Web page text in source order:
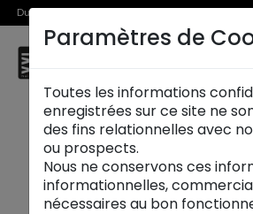
Du 1er au 31 août, découvrez >> nos Offres
SOFADECO
3 AVENUE CHAMPLAIN CENTRE
PINCE VENT
94430 CHENNEVIÈRES-SUR-
833 085 202 R.C.S. CRETEIL
Paramètres de
Toutes les informations
enregistrées sur ce site ne
des fins relationnelles avec
ou prospects.
Nous ne conservons ces
informationnelles,
nécessaires au bon